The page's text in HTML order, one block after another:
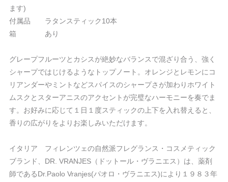
ます)
付属品 ラタンスティック10本
箱 あり
グレープフルーツとカシスが絶妙なバランスで混ざり合う、強く
シャープではじけるようなトップノート。オレンジとレモンにコ
リアンダーやミントなどスパイスのシャープさが加わりホワイト
ムスクとスターアニスのアクセントが完璧なハーモニーを奏でま
す。お好みに応じて１日１度スティックの上下を入れ替えると、
香りの広がりをよりお楽しみいただけます。
イタリア フィレンツェの自然派フレグランス・コスメティック
ブランド、DR. VRANJES（ドットール・ヴラニエス）は、薬剤
師であるDr.Paolo Vranjes(パオロ・ヴラニエス)により１９８３年